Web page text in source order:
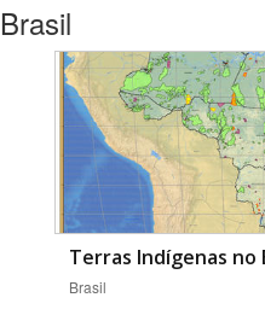
Brasil
Terras Indígenas no
Brasil